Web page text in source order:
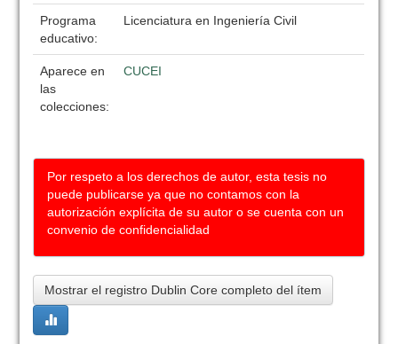
Programa
educativo:
Licenciatura en Ingeniería Civil
Aparece en
las
colecciones:
CUCEI
Por respeto a los derechos de autor, esta tesis no
puede publicarse ya que no contamos con la
autorización explícita de su autor o se cuenta con un
convenio de confidencialidad
Mostrar el registro Dublin Core completo del ítem